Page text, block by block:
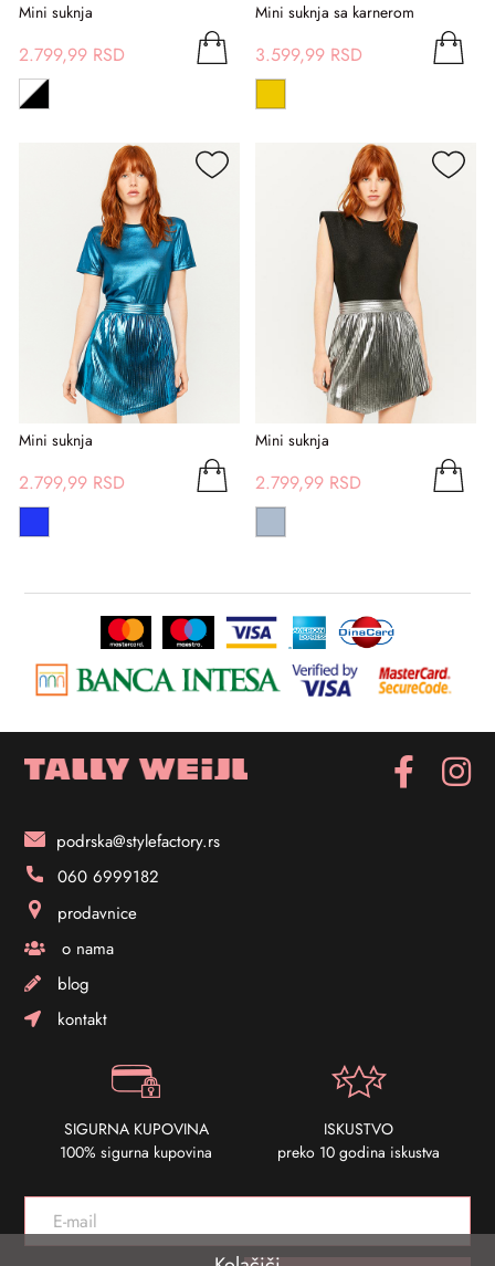
Mini suknja
2.799,99 RSD
Mini suknja sa karnerom
3.599,99 RSD
Mini suknja
2.799,99 RSD
Mini suknja
2.799,99 RSD
podrska@stylefactory.rs
060 6999182
prodavnice
o nama
blog
kontakt
SIGURNA KUPOVINA
100% sigurna kupovina
ISKUSTVO
preko 10 godina iskustva